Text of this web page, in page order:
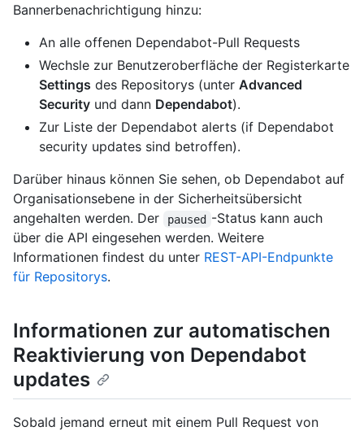
Bannerbenachrichtigung hinzu:
An alle offenen Dependabot-Pull Requests
Wechsle zur Benutzeroberfläche der Registerkarte
Settings des Repositorys (unter Advanced
Security und dann Dependabot).
Zur Liste der Dependabot alerts (if Dependabot
security updates sind betroffen).
Darüber hinaus können Sie sehen, ob Dependabot auf
Organisationsebene in der Sicherheitsübersicht
angehalten werden. Der
paused -Status kann auch
über die API eingesehen werden. Weitere
Informationen findest du unter REST-API-Endpunkte
für Repositorys.
Informationen zur automatischen
Reaktivierung von Dependabot
updates
Sobald jemand erneut mit einem Pull Request von